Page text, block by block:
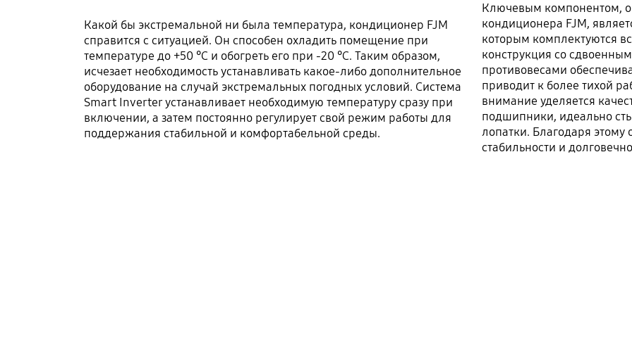
Какой бы экстремальной ни была температура, кондиционер FJM
справится с ситуацией. Он способен охладить помещение при
температуре до +50 °C и обогреть его при -20 °C. Таким образом,
исчезает необходимость устанавливать какое-либо дополнительное
оборудование на случай экстремальных погодных условий. Система
Smart Inverter устанавливает необходимую температуру сразу при
включении, а затем постоянно регулирует свой режим работы для
поддержания стабильной и комфортабельной среды.
Ключевым компонентом,
кондиционера FJM,
которым комплектуются
конструкция со
противовесами
приводит к более тихой
внимание уделяется
подшипники, идеально
лопатки. Благодаря этому
стабильности и